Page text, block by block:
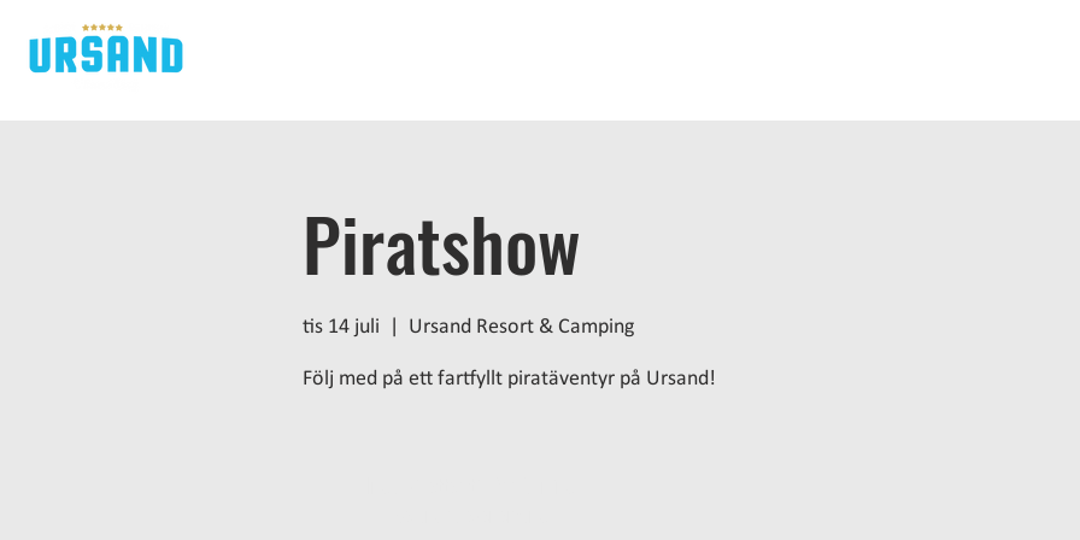
Piratshow
tis 14 juli Ursand Resort & Camping
Följ med på ett fartfyllt piratäventyr på Ursand!